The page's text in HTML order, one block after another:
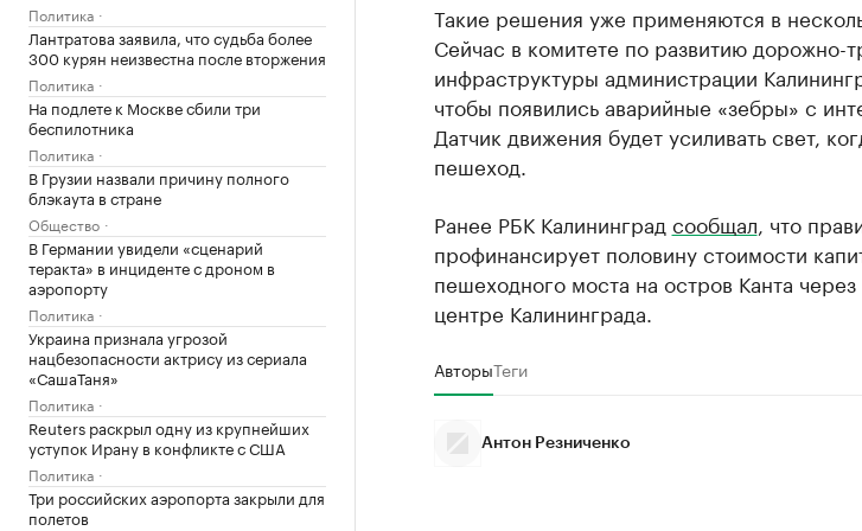
Политика
Лантратова заявила, что судьба более
300 курян неизвестна после вторжения
Политика
На подлете к Москве сбили три
беспилотника
Политика
В Грузии назвали причину полного
блэкаута в стране
Общество
В Германии увидели «сценарий
теракта» в инциденте с дроном в
аэропорту
Политика
Украина признала угрозой
нацбезопасности актрису из сериала
«СашаТаня»
Политика
Reuters раскрыл одну из крупнейших
уступок Ирану в конфликте с США
Политика
Три российских аэропорта закрыли для
полетов
Такие решения уже применяются в
Сейчас в комитете по развитию дорожно-
инфраструктуры администрации
чтобы появились аварийные «зебры» с
Датчик движения будет усиливать свет,
пешеход.
Ранее РБК Калининград сообщал , что
профинансирует половину стоимости
пешеходного моста на остров Канта
центре Калининграда.
АвторыТеги
Антон Резниченко